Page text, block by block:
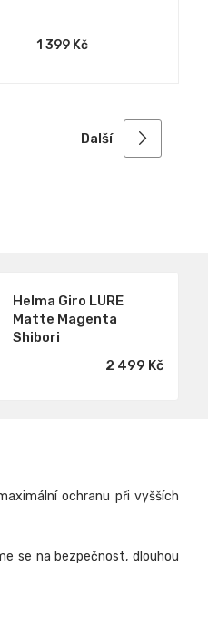
1 399 Kč
Další
Helma Giro LURE
Matte Magenta
Shibori
2 499 Kč
ochranu při vyšších
se na bezpečnost, dlouhou